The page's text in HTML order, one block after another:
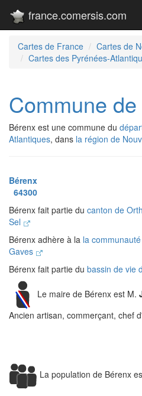
france.comersis.com
Cartes de France
Cartes de
Cartes des Pyrénées-
Commune
Bérenx est une commune du
Atlantiques, dans la région de
Bérenx
64300
Bérenx fait partie du canton de
Sel
Bérenx adhère à la la
Gaves
Bérenx fait partie du bassin de vie
Le maire de Bérenx est M.
Ancien artisan, commerçant, chef
La population de Bérenx